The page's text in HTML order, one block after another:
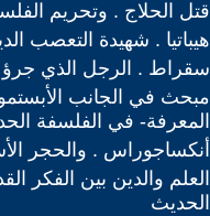
قتل الحلاج . وتحريم
هيباتيا . شهيدة التعصب
سقراط . الرجل الذي
مبحث في الجانب
المعرفة- في الفلسفة
أنكساجوراس . والحجر
العلم والدين بين الفكر
الحديث